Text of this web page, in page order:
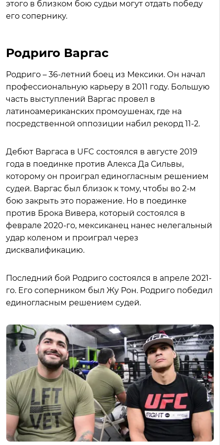
этого в близком бою судьи могут отдать победу
его сопернику.
Родриго Варгас
Родриго – 36-летний боец из Мексики. Он начал
профессиональную карьеру в 2011 году. Большую
часть выступлений Варгас провел в
латиноамериканских промоушенах, где на
посредственной оппозиции набил рекорд 11-2.
Дебют Варгаса в UFC состоялся в августе 2019
года в поединке против Алекса Да Сильвы,
которому он проиграл единогласным решением
судей. Варгас был близок к тому, чтобы во 2-м
бою закрыть это поражение. Но в поединке
против Брока Вивера, который состоялся в
феврале 2020-го, мексиканец нанес нелегальный
удар коленом и проиграл через
дисквалификацию.
Последний бой Родриго состоялся в апреле 2021-
го. Его соперником был Жу Рон. Родриго победил
единогласным решением судей.